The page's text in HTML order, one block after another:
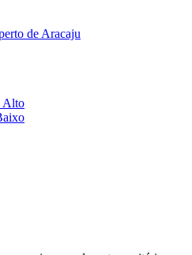
de Aracaju
Alto